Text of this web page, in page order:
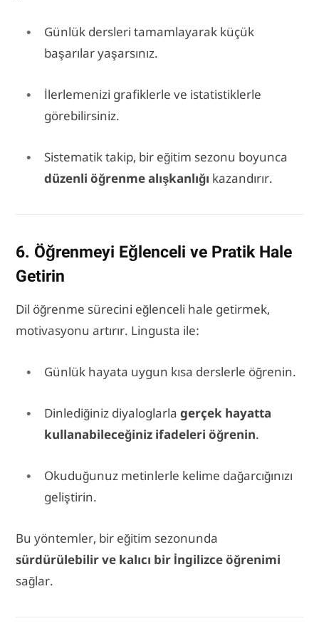
Günlük dersleri tamamlayarak küçük
başarılar yaşarsınız.
İlerlemenizi grafiklerle ve istatistiklerle
görebilirsiniz.
Sistematik takip, bir eğitim sezonu boyunca
düzenli öğrenme alışkanlığı kazandırır.
6. Öğrenmeyi Eğlenceli ve Pratik Hale
Getirin
Dil öğrenme sürecini eğlenceli hale getirmek,
motivasyonu artırır. Lingusta ile:
Günlük hayata uygun kısa derslerle öğrenin.
Dinlediğiniz diyaloglarla gerçek hayatta
kullanabileceğiniz ifadeleri öğrenin.
Okuduğunuz metinlerle kelime dağarcığınızı
geliştirin.
Bu yöntemler, bir eğitim sezonunda
sürdürülebilir ve kalıcı bir İngilizce öğrenimi
sağlar.